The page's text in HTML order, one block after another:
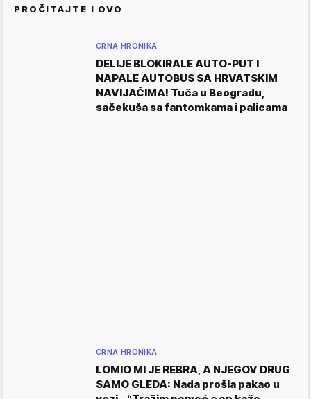
PROČITAJTE I OVO
CRNA HRONIKA
DELIJE BLOKIRALE AUTO-PUT I
NAPALE AUTOBUS SA HRVATSKIM
NAVIJAČIMA! Tuča u Beogradu,
sačekuša sa fantomkama i palicama
CRNA HRONIKA
LOMIO MI JE REBRA, A NJEGOV DRUG
SAMO GLEDA: Nada prošla pakao u